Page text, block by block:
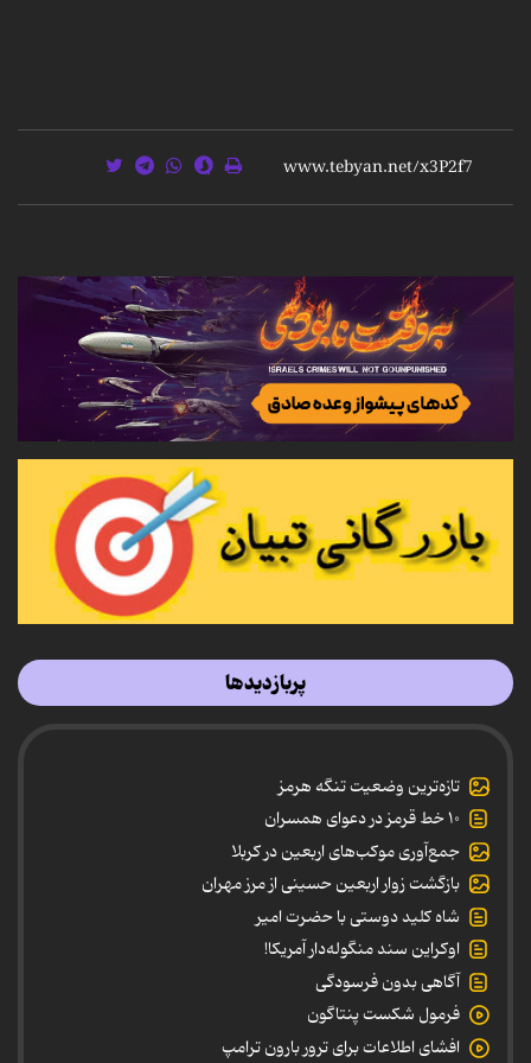
پربازدیدها
تازه‌ترین وضعیت تنگه هرمز
۱۰ خط قرمز در دعوای همسران
جمع‌آوری موکب‌های اربعین در کربلا
بازگشت زوار اربعین حسینی از مرز مهران
شاه کلید دوستی با حضرت امیر
اوکراین سند منگوله‌دار آمریکا!
آگاهی بدون فرسودگی
فرمول شکست پنتاگون
افشای اطلاعات برای ترور بارون ترامپ